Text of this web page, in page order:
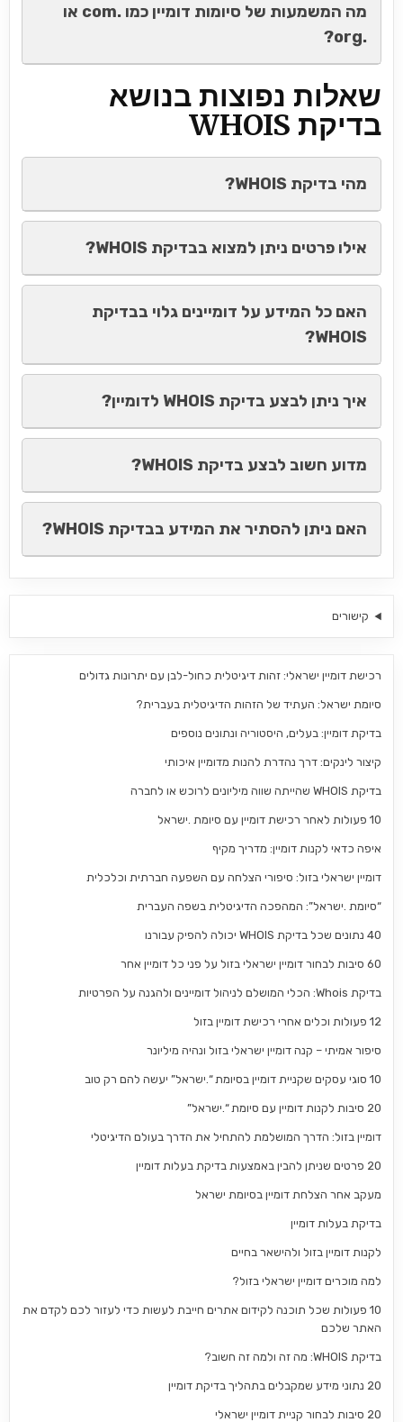
מה המשמעות של סיומות דומיין כמו .com או
.org?
שאלות נפוצות בנושא
בדיקת WHOIS
מהי בדיקת WHOIS?
אילו פרטים ניתן למצוא בבדיקת WHOIS?
האם כל המידע על דומיינים גלוי בבדיקת
WHOIS?
איך ניתן לבצע בדיקת WHOIS לדומיין?
מדוע חשוב לבצע בדיקת WHOIS?
האם ניתן להסתיר את המידע בבדיקת WHOIS?
קישורים
רכישת דומיין ישראלי: זהות דיגיטלית כחול-לבן עם יתרונות גדולים
סיומת ישראל: העתיד של הזהות הדיגיטלית בעברית?
בדיקת דומיין: בעלים, היסטוריה ונתונים נוספים
קיצור לינקים: דרך נהדרת להנות מדומיין איכותי
בדיקת WHOIS שהייתה שווה מיליונים לרוכש או לחברה
10 פעולות לאחר רכישת דומיין עם סיומת .ישראל
איפה כדאי לקנות דומיין: מדריך מקיף
דומיין ישראלי בזול: סיפורי הצלחה עם השפעה חברתית וכלכלית
“סיומת .ישראל”: המהפכה הדיגיטלית בשפה העברית
40 נתונים שכל בדיקת WHOIS יכולה להפיק עבורנו
60 סיבות לבחור דומיין ישראלי בזול על פני כל דומיין אחר
בדיקת Whois: הכלי המושלם לניהול דומיינים ולהגנה על הפרטיות
12 פעולות וכלים אחרי רכישת דומיין בזול
סיפור אמיתי – קנה דומיין ישראלי בזול ונהיה מיליונר
10 סוגי עסקים שקניית דומיין בסיומת “.ישראל” יעשה להם רק טוב
20 סיבות לקנות דומיין עם סיומת “.ישראל”
דומיין בזול: הדרך המושלמת להתחיל את הדרך בעולם הדיגיטלי
20 פרטים שניתן להבין באמצעות בדיקת בעלות דומיין
מעקב אחר הצלחת דומיין בסיומת ישראל
בדיקת בעלות דומיין
לקנות דומיין בזול ולהישאר בחיים
למה מוכרים דומיין ישראלי בזול?
10 פעולות שכל תוכנה לקידום אתרים חייבת לעשות כדי לעזור לכם לקדם את
האתר שלכם
בדיקת WHOIS: מה זה ולמה זה חשוב?
20 נתוני מידע שמקבלים בתהליך בדיקת דומיין
20 סיבות לבחור קניית דומיין ישראלי